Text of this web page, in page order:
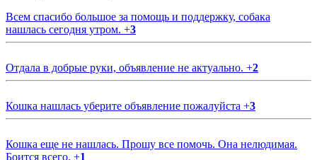
Всем спасибо большое за помощь и поддержку, собака
нашлась сегодня утром. +3
Отдала в добрые руки, объявление не актуально. +2
Кошка нашлась уберите объявление пожалуйста +3
Кошка еще не нашлась. Прошу все помочь. Она нелюдимая.
Боится всего. +1